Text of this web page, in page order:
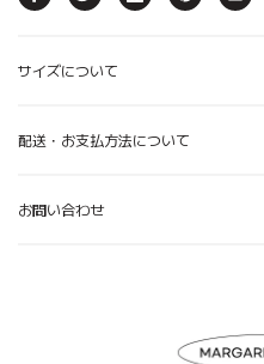
サイズについて
配送・お支払方法について
お問い合わせ